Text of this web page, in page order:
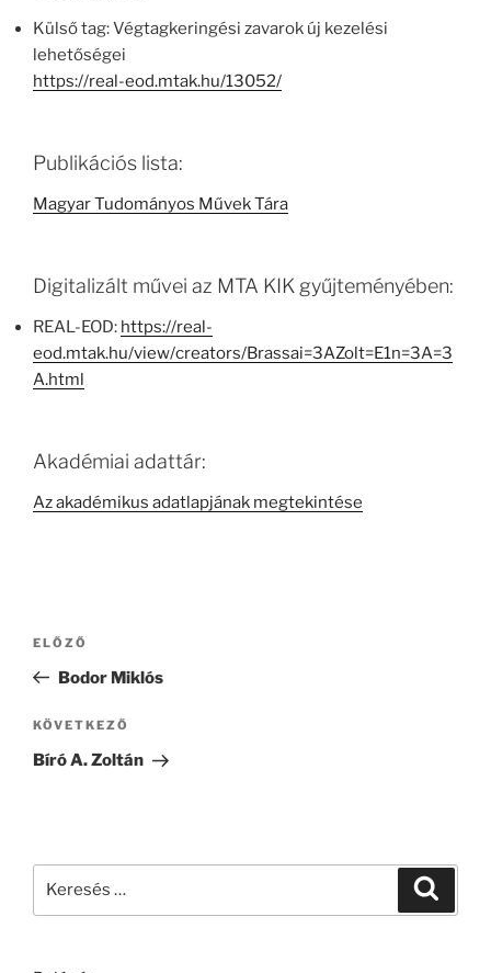
Külső tag: Végtagkeringési zavarok új kezelési
lehetőségei
https://real-eod.mtak.hu/13052/
Publikációs lista:
Magyar Tudományos Művek Tára
Digitalizált művei az MTA KIK gyűjteményében:
REAL-EOD: https://real-
eod.mtak.hu/view/creators/Brassai=3AZolt=E1n=3A=3
A.html
Akadémiai adattár:
Az akadémikus adatlapjának megtekintése
Bejegyzés
Korábbi
bejegyzés
ELŐZŐ
Bodor Miklós
Következő
bejegyzés
KÖVETKEZŐ
Bíró A. Zoltán